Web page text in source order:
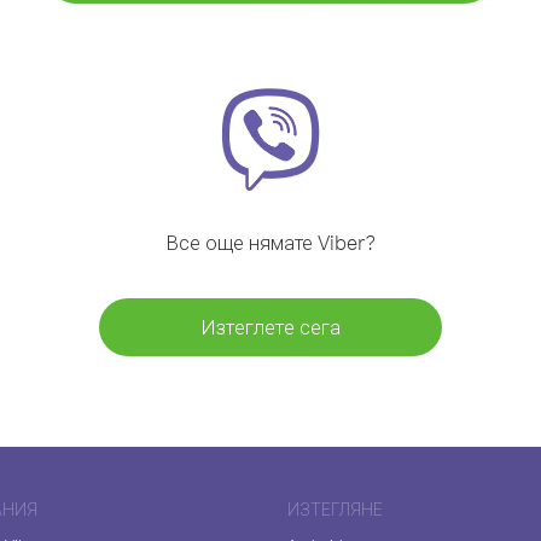
Все още нямате Viber?
Изтеглете сега
ИЗТЕГЛЯНЕ